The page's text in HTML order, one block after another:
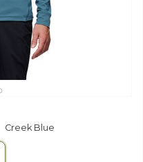
Creek Blue